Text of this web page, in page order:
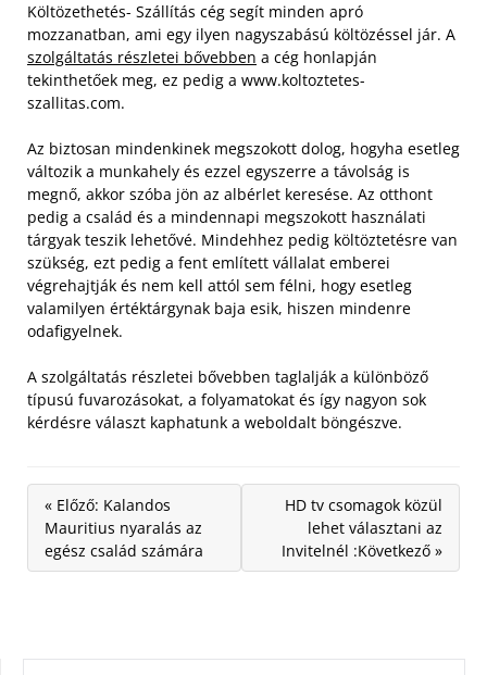
Költözethetés- Szállítás cég segít minden apró
mozzanatban, ami egy ilyen nagyszabású költözéssel jár. A
szolgáltatás részletei bővebben a cég honlapján
tekinthetőek meg, ez pedig a www.koltoztetes-
szallitas.com.
Az biztosan mindenkinek megszokott dolog, hogyha esetleg
változik a munkahely és ezzel egyszerre a távolság is
megnő, akkor szóba jön az albérlet keresése. Az otthont
pedig a család és a mindennapi megszokott használati
tárgyak teszik lehetővé. Mindehhez pedig költöztetésre van
szükség, ezt pedig a fent említett vállalat emberei
végrehajtják és nem kell attól sem félni, hogy esetleg
valamilyen értéktárgynak baja esik, hiszen mindenre
odafigyelnek.
A szolgáltatás részletei bővebben taglalják a különböző
típusú fuvarozásokat, a folyamatokat és így nagyon sok
kérdésre választ kaphatunk a weboldalt böngészve.
« Előző: Kalandos
Mauritius nyaralás az
egész család számára
HD tv csomagok közül
lehet választani az
Invitelnél :Következő »